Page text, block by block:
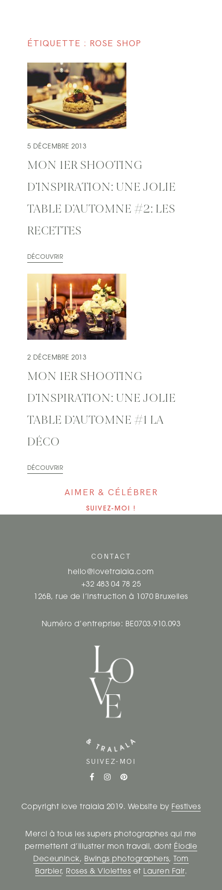
ÉTIQUETTE : ROSE SHOP
5 DÉCEMBRE 2013
MON 1ER SHOOTING
D’INSPIRATION: UNE JOLIE
TABLE D’AUTOMNE #2: LES
RECETTES
DÉCOUVRIR
2 DÉCEMBRE 2013
MON 1ER SHOOTING
D’INSPIRATION: UNE JOLIE
TABLE D’AUTOMNE #1 LA
DÉCO
DÉCOUVRIR
AIMER & CÉLÉBRER
SUIVEZ-MOI !
CONTACT
hello@lovetralala.com
+32 483 04 78 25
126B, rue de l’instruction à 1070 Bruxelles
Numéro d’entreprise: BE0703.910.093
SUIVEZ-MOI
Copyright love tralala 2019. Website by Festives
Merci à tous les supers photographes qui me
permettent d’illustrer mon travail, dont Élodie
Deceuninck , Bwings photographers,
Tom
Barbier, Roses & Violettes et Lauren Fair.